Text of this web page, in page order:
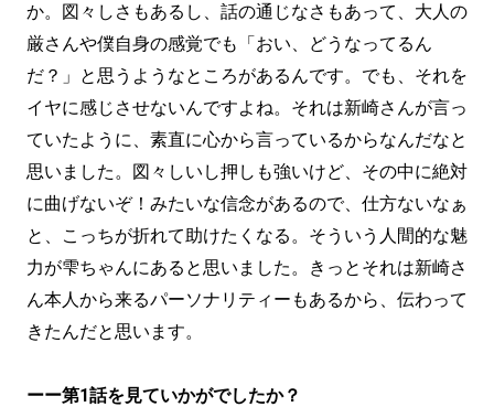
か。図々しさもあるし、話の通じなさもあって、大人の
厳さんや僕自身の感覚でも「おい、どうなってるん
だ？」と思うようなところがあるんです。でも、それを
イヤに感じさせないんですよね。それは新崎さんが言っ
ていたように、素直に心から言っているからなんだなと
思いました。図々しいし押しも強いけど、その中に絶対
に曲げないぞ！みたいな信念があるので、仕方ないなぁ
と、こっちが折れて助けたくなる。そういう人間的な魅
力が雫ちゃんにあると思いました。きっとそれは新崎さ
ん本人から来るパーソナリティーもあるから、伝わって
きたんだと思います。
ーー第1話を見ていかがでしたか？